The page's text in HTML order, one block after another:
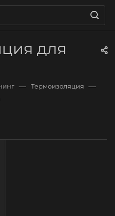
для
— Термоизоляция —